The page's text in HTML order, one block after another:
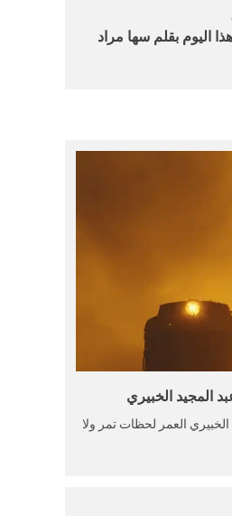
اليوم بقلم سها مراد
المجيد الخبيري
الخبيري العمر لحظات تمر ولا